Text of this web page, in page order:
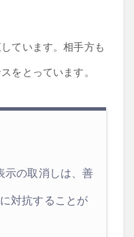
ています。相手方も
をとっています。
の取消しは、善
対抗することが